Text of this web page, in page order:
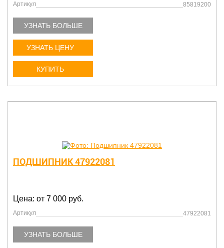
Артикул 85819200
УЗНАТЬ БОЛЬШЕ
УЗНАТЬ ЦЕНУ
КУПИТЬ
ПОДШИПНИК 47922081
Цена: от 7 000 руб.
Артикул 47922081
УЗНАТЬ БОЛЬШЕ